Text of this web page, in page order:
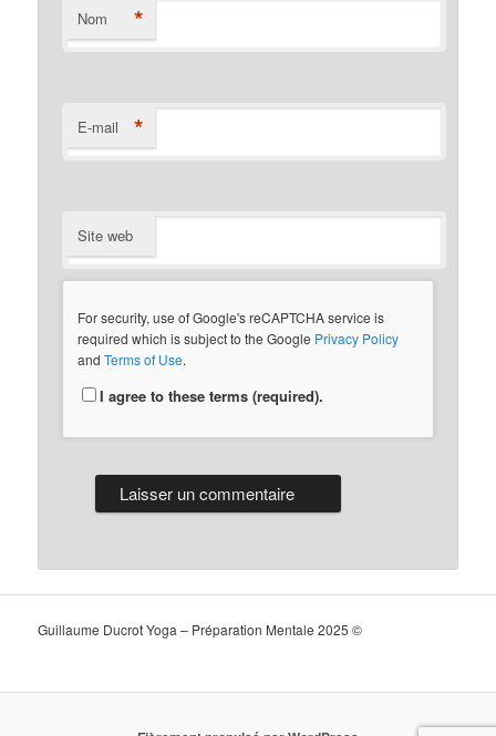
Nom *
E-mail *
Site web
For security, use of Google's reCAPTCHA service is
required which is subject to the Google Privacy Policy
andTerms of Use.
I agree to these terms (required).
Guillaume Ducrot Yoga – Préparation Mentale 2025 ©